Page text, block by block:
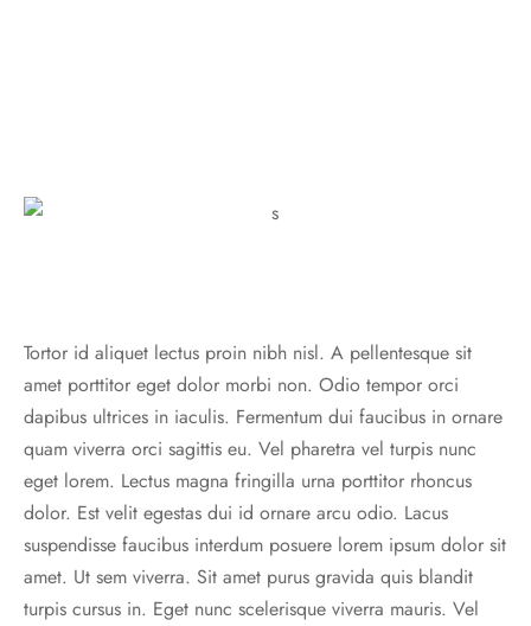
Tortor id aliquet lectus proin nibh nisl. A pellentesque sit
amet porttitor eget dolor morbi non. Odio tempor orci
dapibus ultrices in iaculis. Fermentum dui faucibus in ornare
quam viverra orci sagittis eu. Vel pharetra vel turpis nunc
eget lorem. Lectus magna fringilla urna porttitor rhoncus
dolor. Est velit egestas dui id ornare arcu odio. Lacus
suspendisse faucibus interdum posuere lorem ipsum dolor sit
amet. Ut sem viverra. Sit amet purus gravida quis blandit
turpis cursus in. Eget nunc scelerisque viverra mauris. Vel